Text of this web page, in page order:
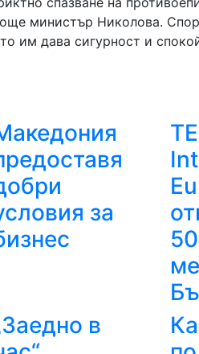
министър Николова.
им дава сигурност и
за
в